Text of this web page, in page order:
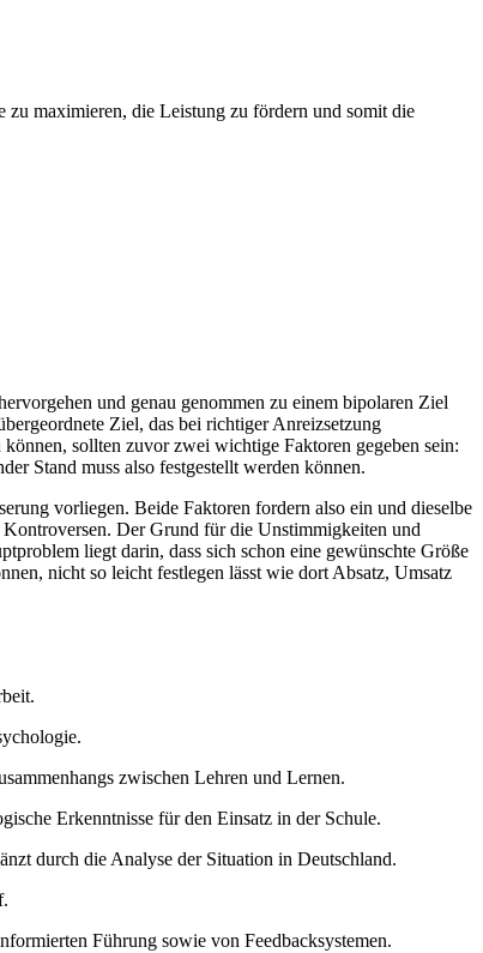
maximieren, die Leistung zu fördern und somit die
und genau genommen zu einem bipolaren Ziel
Ziel, das bei richtiger Anreizsetzung
sollten zuvor zwei wichtige Faktoren gegeben sein:
Stand muss also festgestellt werden können.
vorliegen. Beide Faktoren fordern also ein und dieselbe
Der Grund für die Unstimmigkeiten und
liegt darin, dass sich schon eine gewünschte Größe
nicht so leicht festlegen lässt wie dort Absatz, Umsatz
zwischen Lehren und Lernen.
Erkenntnisse für den Einsatz in der Schule.
durch die Analyse der Situation in Deutschland.
Führung sowie von Feedbacksystemen.